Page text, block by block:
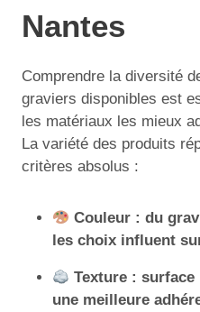
Nantes
Comprendre la diversité
graviers disponibles est
les matériaux les mieux
La variété des produits
critères absolus :
Couleur : du
les choix influent
Texture :
une meilleure